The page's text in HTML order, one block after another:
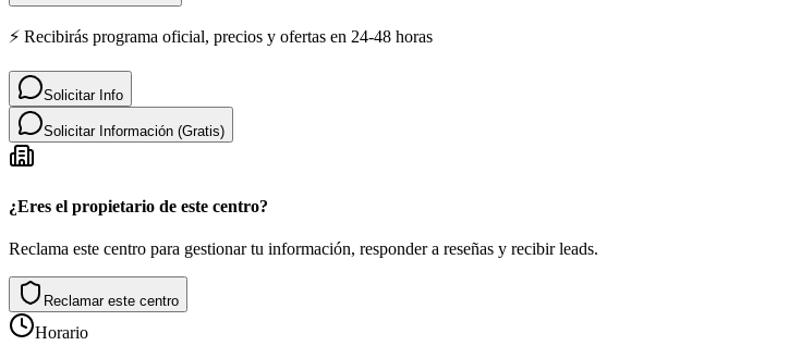
⚡ Recibirás programa oficial, precios y ofertas en 24-48 horas
Solicitar Info
Solicitar Información (Gratis)
¿Eres el propietario de este centro?
Reclama este centro para gestionar tu información, responder a reseñas y recibir leads.
Reclamar este centro
Horario